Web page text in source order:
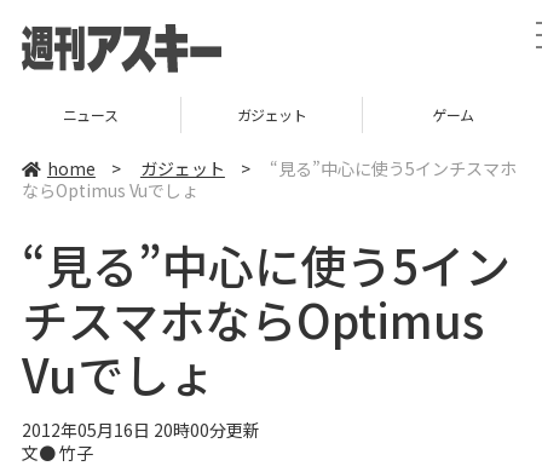
ニュース ガジェット ゲーム
home > ガジェット >
“見る”中心に使う5インチスマホ
ならOptimus Vuでしょ
“見る”中心に使う5イン
チスマホならOptimus
Vuでしょ
2012年05月16日 20時00分更新
文●竹子